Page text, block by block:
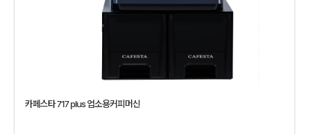
카페스타 717 plus 업소용커피머신